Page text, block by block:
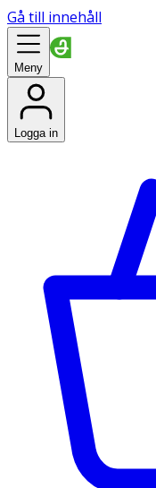
Gå till innehåll
Meny
Logga in